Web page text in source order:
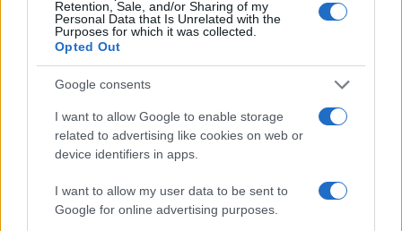
Retention, Sale, and/or Sharing of my
Personal Data that Is Unrelated with the
Purposes for which it was collected.
Opted Out
Google consents
I want to allow Google to enable storage
related to advertising like cookies on web or
device identifiers in apps.
I want to allow my user data to be sent to
Google for online advertising purposes.